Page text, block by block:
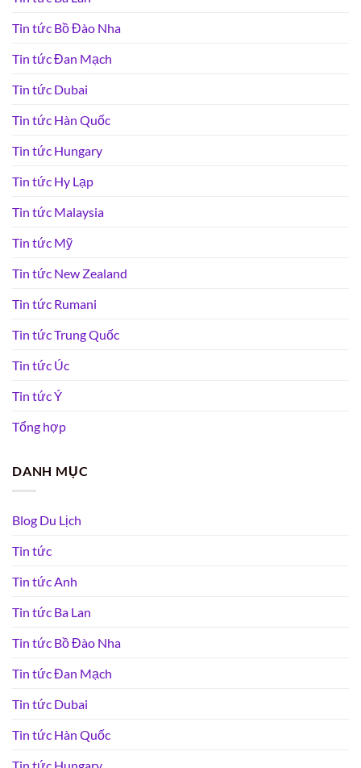
Tin tức Bồ Đào Nha
Tin tức Đan Mạch
Tin tức Dubai
Tin tức Hàn Quốc
Tin tức Hungary
Tin tức Hy Lạp
Tin tức Malaysia
Tin tức Mỹ
Tin tức New Zealand
Tin tức Rumani
Tin tức Trung Quốc
Tin tức Úc
Tin tức Ý
Tổng hợp
DANH MỤC
Blog Du Lịch
Tin tức
Tin tức Anh
Tin tức Ba Lan
Tin tức Bồ Đào Nha
Tin tức Đan Mạch
Tin tức Dubai
Tin tức Hàn Quốc